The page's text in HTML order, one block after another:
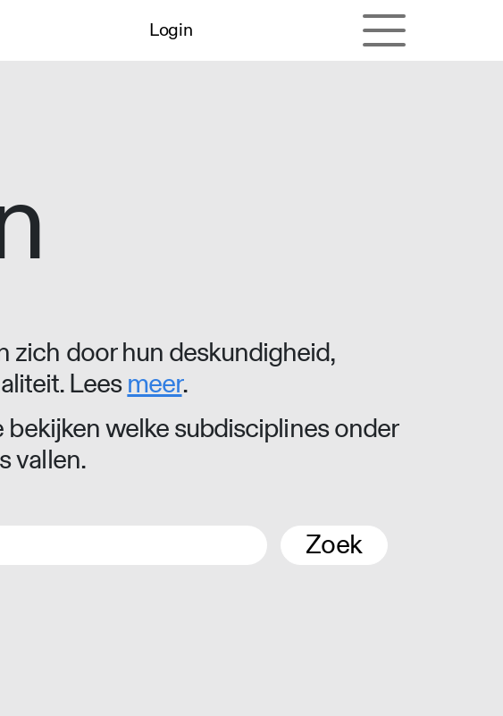
Login
zich door hun deskundigheid,
Leesmeer.
welke subdisciplines onder
vallen.
Zoek